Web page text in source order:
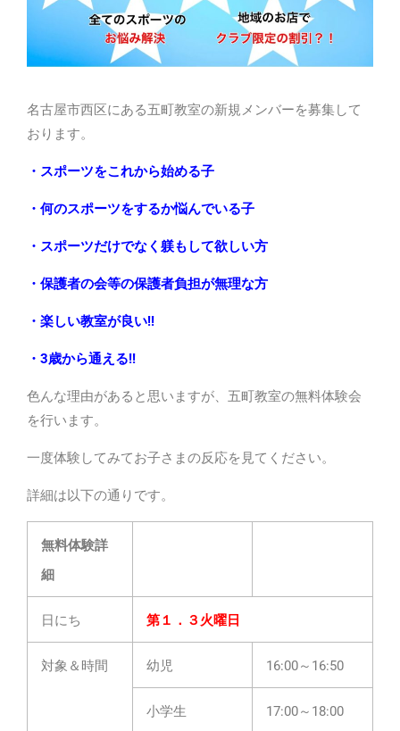
名古屋市西区にある五町教室の新規メンバーを募集して
おります。
・スポーツをこれから始める子
・何のスポーツをするか悩んでいる子
・スポーツだけでなく躾もして欲しい方
・保護者の会等の保護者負担が無理な方
・楽しい教室が良い!!
・3歳から通える!!
色んな理由があると思いますが、五町教室の無料体験会
を行います。
一度体験してみてお子さまの反応を見てください。
詳細は以下の通りです。
無料体験詳
細
日にち 第１．３火曜日
対象＆時間 幼児 16:00～16:50
小学生 17:00～18:00